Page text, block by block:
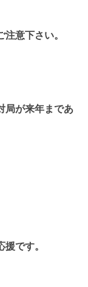
意下さい。
局が来年まであ
です。